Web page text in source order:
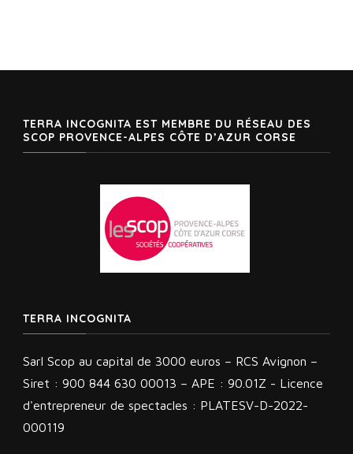
TERRA INCOGNITA EST MEMBRE DU RÉSEAU DES
SCOP PROVENCE-ALPES CÔTE D’AZUR CORSE
TERRA INCOGNITA
Sarl Scop au capital de 3000 euros – RCS Avignon –
Siret : 900 844 630 00013 – APE : 90.01Z - Licence
d'entrepreneur de spectacles : PLATESV-D-2022-
000119